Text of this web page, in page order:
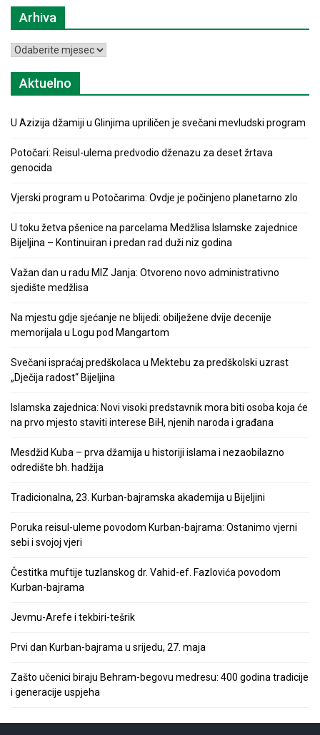
Arhiva
Arhiva
Aktuelno
U Azizija džamiji u Glinjima upriličen je svečani mevludski program
Potočari: Reisul-ulema predvodio dženazu za deset žrtava
genocida
Vjerski program u Potočarima: Ovdje je počinjeno planetarno zlo
U toku žetva pšenice na parcelama Medžlisa Islamske zajednice
Bijeljina – Kontinuiran i predan rad duži niz godina
Važan dan u radu MIZ Janja: Otvoreno novo administrativno
sjedište medžlisa
Na mjestu gdje sjećanje ne blijedi: obilježene dvije decenije
memorijala u Logu pod Mangartom
Svečani ispraćaj predškolaca u Mektebu za predškolski uzrast
„Dječija radost“ Bijeljina
Islamska zajednica: Novi visoki predstavnik mora biti osoba koja će
na prvo mjesto staviti interese BiH, njenih naroda i građana
Mesdžid Kuba – prva džamija u historiji islama i nezaobilazno
odredište bh. hadžija
Tradicionalna, 23. Kurban-bajramska akademija u Bijeljini
Poruka reisul-uleme povodom Kurban-bajrama: Ostanimo vjerni
sebi i svojoj vjeri
Čestitka muftije tuzlanskog dr. Vahid-ef. Fazlovića povodom
Kurban-bajrama
Jevmu-Arefe i tekbiri-tešrik
Prvi dan Kurban-bajrama u srijedu, 27. maja
Zašto učenici biraju Behram-begovu medresu: 400 godina tradicije
i generacije uspjeha